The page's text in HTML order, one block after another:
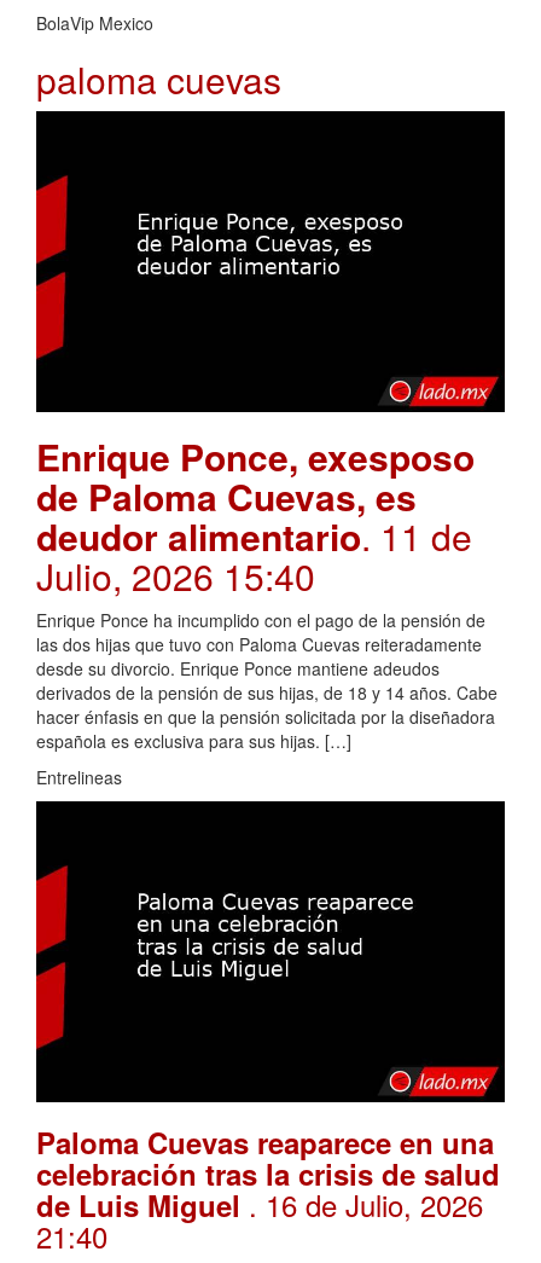
BolaVip Mexico
paloma cuevas
Enrique Ponce, exesposo
de Paloma Cuevas, es
deudor alimentario. 11 de
Julio, 2026 15:40
Enrique Ponce ha incumplido con el pago de la pensión de
las dos hijas que tuvo con Paloma Cuevas reiteradamente
desde su divorcio. Enrique Ponce mantiene adeudos
derivados de la pensión de sus hijas, de 18 y 14 años. Cabe
hacer énfasis en que la pensión solicitada por la diseñadora
española es exclusiva para sus hijas. […]
Entrelineas
Paloma Cuevas reaparece en una
celebración tras la crisis de salud
de Luis Miguel . 16 de Julio, 2026
21:40